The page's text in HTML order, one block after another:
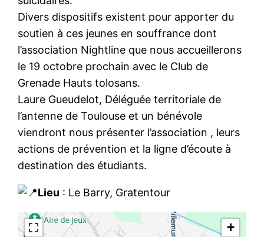
Divers dispositifs existent pour apporter du
soutien à ces jeunes en souffrance dont
l’association Nightline que nous accueillerons
le 19 octobre prochain avec le Club de
Grenade Hauts tolosans.
Laure Gueudelot, Déléguée territoriale de
l’antenne de Toulouse et un bénévole
viendront nous présenter l’association , leurs
actions de prévention et la ligne d’écoute à
destination des étudiants.
Lieu : Le Barry, Gratentour
+